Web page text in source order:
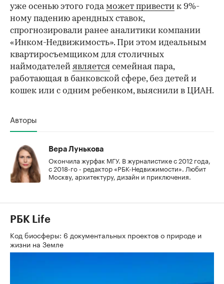
уже осенью этого годаможет привести к 9%-
ному падению арендных ставок,
спрогнозировали ранее аналитики компании
«Инком-Недвижимость». При этом идеальным
квартиросъемщиком для столичных
наймодателей является семейная пара,
работающая в банковской сфере, без детей и
кошек или с одним ребенком, выяснили в ЦИАН.
Авторы
Вера Лунькова
Окончила журфак МГУ. В журналистике с 2012 года,
с 2018-го - редактор «РБК-Недвижимости». Любит
Москву, архитектуру, дизайн и приключения.
РБК Life
Код биосферы: 6 документальных проектов о природе и
жизни на Земле